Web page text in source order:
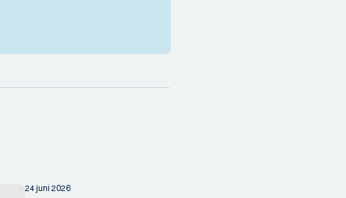
24 juni 2026